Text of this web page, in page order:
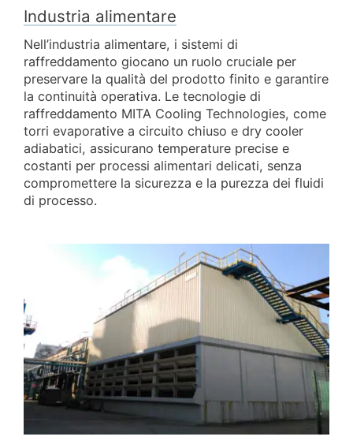
Industria alimentare
Nell’industria alimentare, i sistemi di
raffreddamento giocano un ruolo cruciale per
preservare la qualità del prodotto finito e garantire
la continuità operativa. Le tecnologie di
raffreddamento MITA Cooling Technologies, come
torri evaporative a circuito chiuso e dry cooler
adiabatici, assicurano temperature precise e
costanti per processi alimentari delicati, senza
compromettere la sicurezza e la purezza dei fluidi
di processo.